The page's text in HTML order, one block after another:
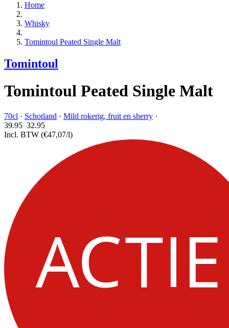
Home
Whisky
Tomintoul Peated Single Malt
Tomintoul
Tomintoul Peated Single Malt
70cl · Schotland · Mild rokerig, fruit en sherry ·
39.95 32.95
Incl. BTW (€47,07/l)